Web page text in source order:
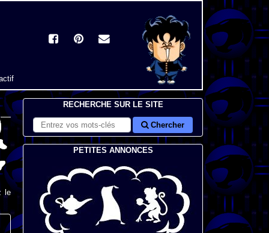
le
RECHERCHE SUR LE SITE
Chercher
PETITES ANNONCES